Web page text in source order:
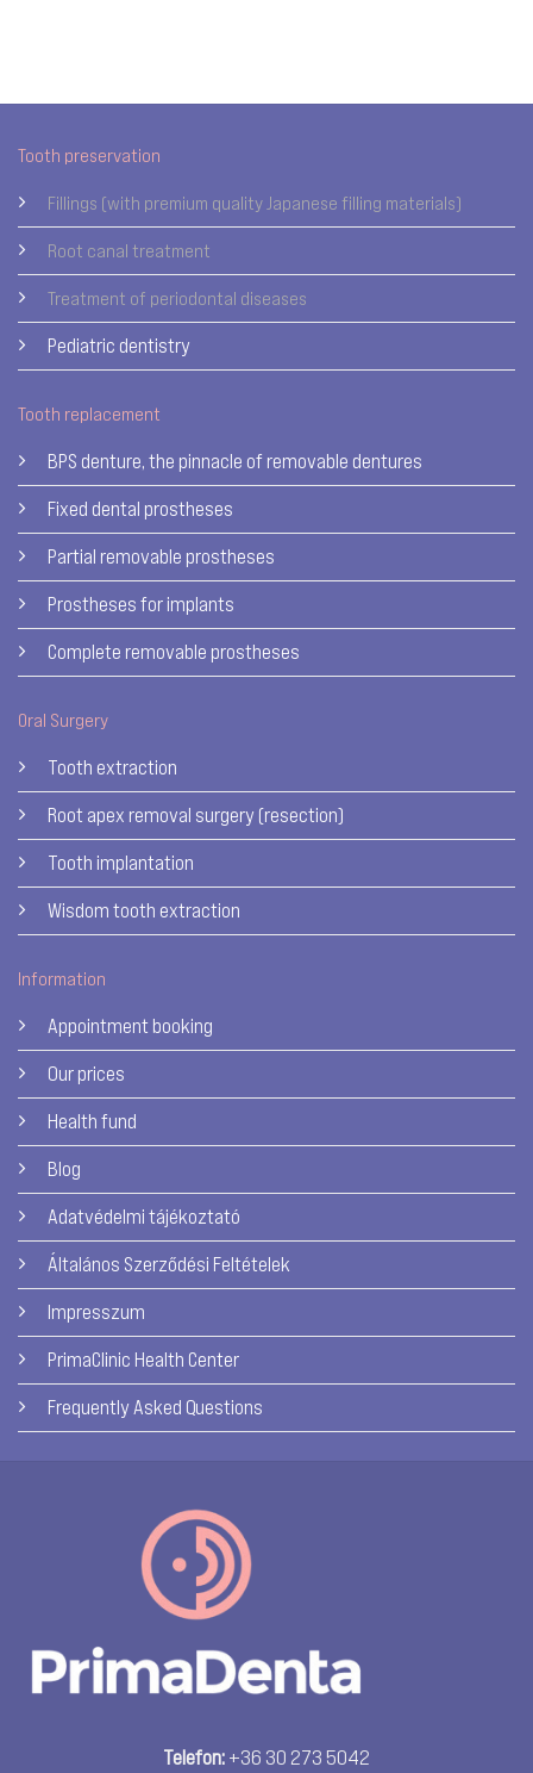
Tooth preservation
Fillings (with premium quality Japanese filling materials)
Root canal treatment
Treatment of periodontal diseases
Pediatric dentistry
Tooth replacement
BPS denture, the pinnacle of removable dentures
Fixed dental prostheses
Partial removable prostheses
Prostheses for implants
Complete removable prostheses
Oral Surgery
Tooth extraction
Root apex removal surgery (resection)
Tooth implantation
Wisdom tooth extraction
Information
Appointment booking
Our prices
Health fund
Blog
Adatvédelmi tájékoztató
Általános Szerződési Feltételek
Impresszum
PrimaClinic Health Center
Frequently Asked Questions
Telefon:+36 30 273 5042